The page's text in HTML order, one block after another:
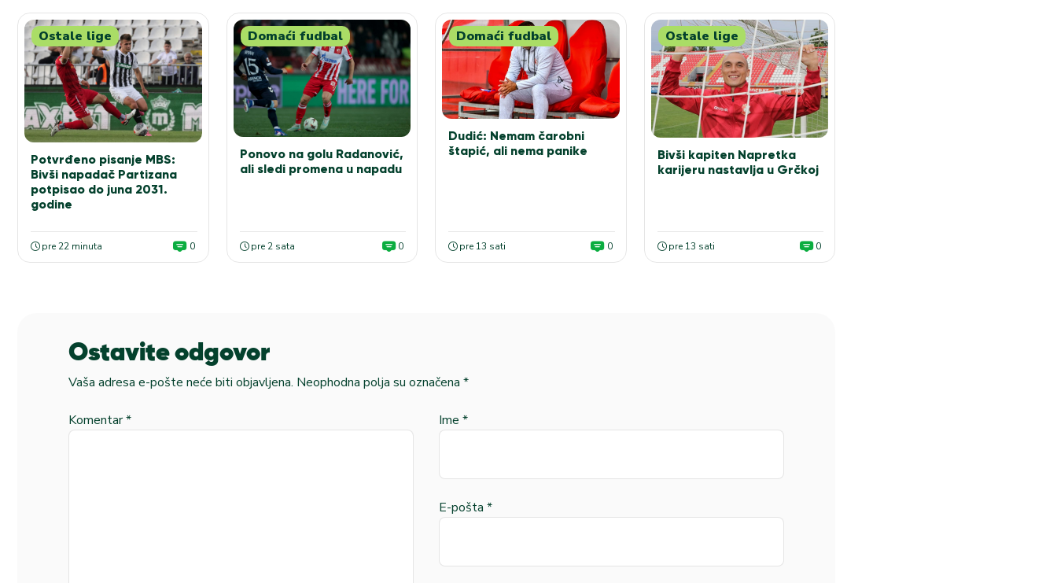
Ostale lige
Potvrđeno pisanje MBS:
Bivši napadač Partizana
potpisao do juna 2031.
godine
pre 22 minuta 0
Domaći fudbal
Ponovo na golu Radanović,
ali sledi promena u napadu
pre 2 sata 0
Domaći fudbal
Dudić: Nemam čarobni
štapić, ali nema panike
pre 13 sati 0
Ostale lige
Bivši kapiten Napretka
karijeru nastavlja u Grčkoj
pre 13 sati 0
Ostavite odgovor
Vaša adresa e-pošte neće biti objavljena. Neophodna polja su označena *
Komentar* Ime *
E-pošta *